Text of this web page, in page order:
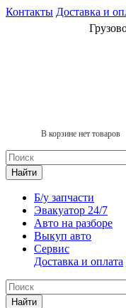
Контакты Доставка и
В корзине нет товаров
Найти
Б/у запчасти
Эвакуатор 24/7
Авто на разборе
Выкуп авто
Сервис
Доставка и оплата
Найти